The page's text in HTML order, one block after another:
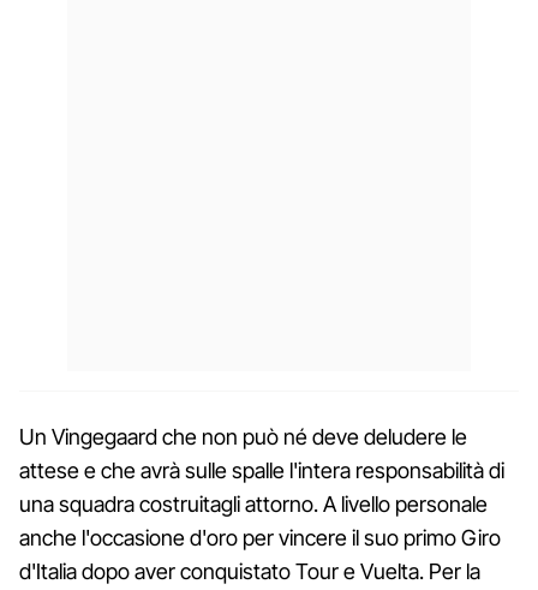
Un Vingegaard che non può né deve deludere le
attese e che avrà sulle spalle l'intera responsabilità di
una squadra costruitagli attorno. A livello personale
anche l'occasione d'oro per vincere il suo primo Giro
d'Italia dopo aver conquistato Tour e Vuelta. Per la